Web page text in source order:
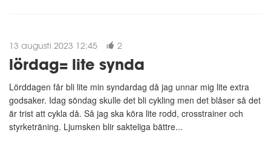
13 augusti 2023 12:45 2
lördag= lite synda
Lörddagen får bli lite min syndardag då jag unnar mig lite extra
godsaker. Idag söndag skulle det bli cykling men det blåser så det
är trist att cykla då. Så jag ska köra lite rodd, crosstrainer och
styrketräning. Ljumsken blir sakteliga bättre...